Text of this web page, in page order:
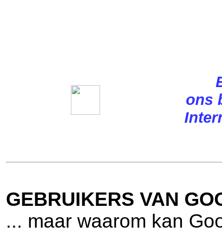
ons
GEBRUIKERS VAN
... maar waarom kan